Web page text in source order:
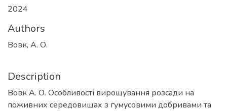
2024
Authors
Вовк, А. О.
Description
Вовк А. О. Особливості вирощування розсади на
поживних середовищах з гумусовими добривами та